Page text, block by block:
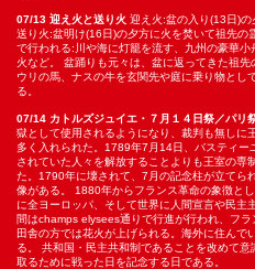
07/13 迎え火と送り火 迎え火:盆の入り(13日)の
送り火:盆明け(16日)の夕方に火を焚いて祖先
で行われる:川や海に灯籠を流す、九州の豪華
火など。 盆踊りも元々は、盆に返ってきた祖
ウリの馬、ナスの牛を玄関先や庭に乗り物とし
る。
07/14 カトルズジュイエ・７月１４日祭／パリ
獄として使用されるようになり、裁判も無しに
多く入れられた。1789年7月14日、バスティ
されていた人々を解放することよりも王室の専
た。1790年に壊されて、7月の記念柱が立てら
像がある。 1880年からフランス革命の象徴と
に全ヨーロッパ、そして世界に人間宣言や民主
間はchamps elysees通りで行進が行われ、フラ
田舎の方では花火が上げられる。海外に住んで
る。 共和国・民主共和制であることを改めて
取るために戦った日を記念する日である。